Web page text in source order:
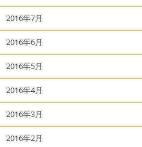
2016年7月
2016年6月
2016年5月
2016年4月
2016年3月
2016年2月